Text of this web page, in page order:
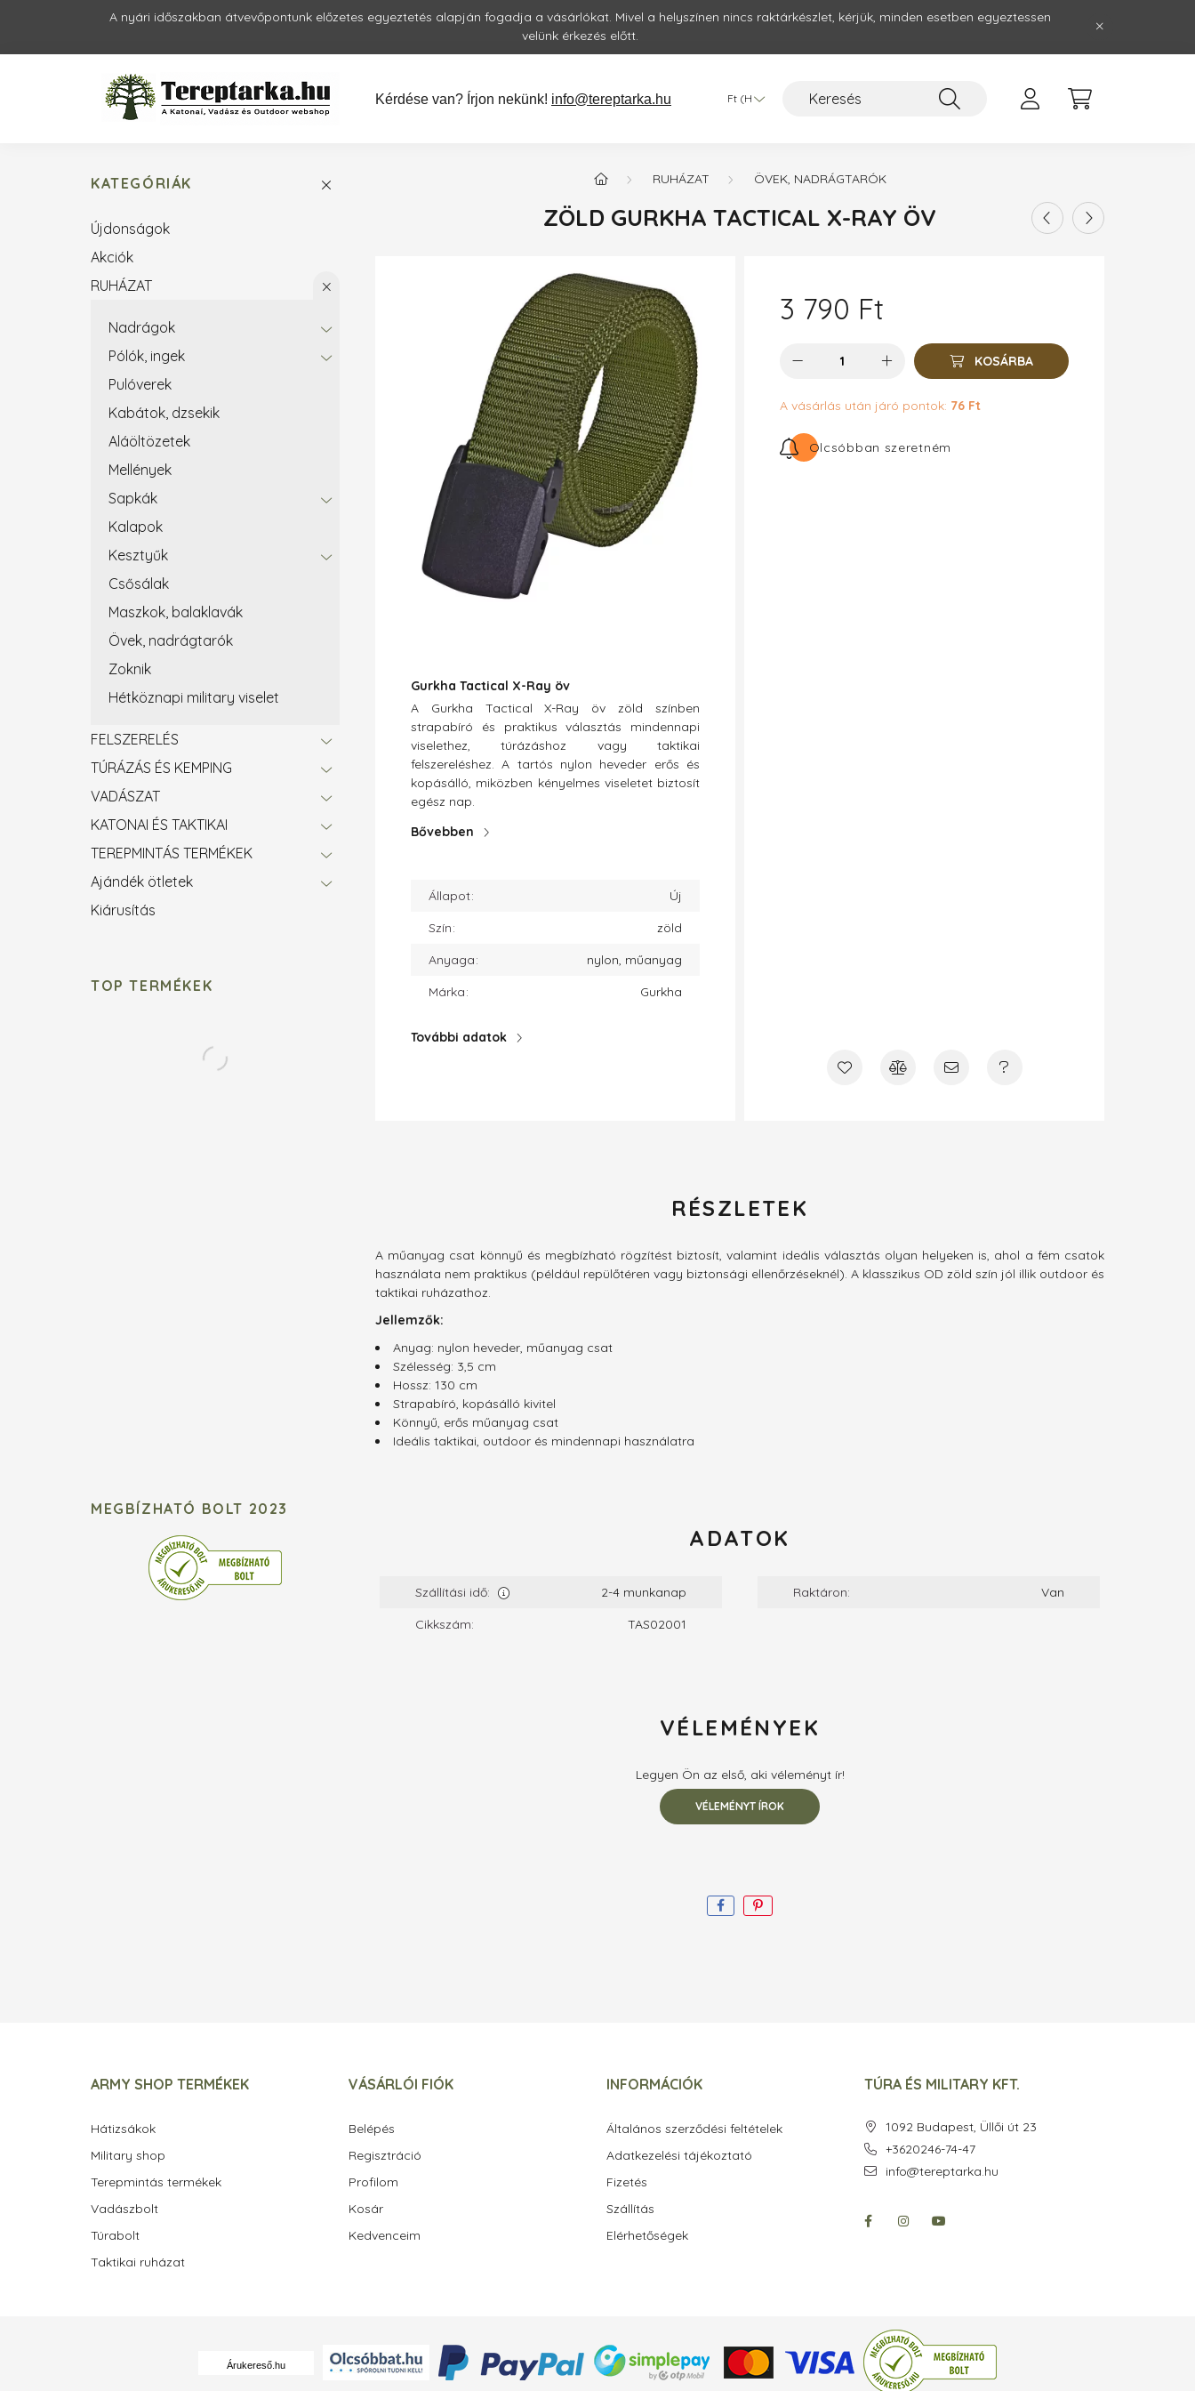
A nyári időszakban átvevőpontunk előzetes egyeztetés alapján fogadja a vásárlókat. Mivel a helyszínen nincs raktárkészlet, kérjük, minden esetben egyeztessen
velünk érkezés előtt.
Kérdése van? Írjon nekünk! info@tereptarka.hu
KATEGÓRIÁK
Újdonságok
Akciók
RUHÁZAT
Nadrágok
Pólók, ingek
Pulóverek
Kabátok, dzsekik
Aláöltözetek
Mellények
Sapkák
Kalapok
Kesztyűk
Csősálak
Maszkok, balaklavák
Övek, nadrágtarók
Zoknik
Hétköznapi military viselet
FELSZERELÉS
TÚRÁZÁS ÉS KEMPING
VADÁSZAT
KATONAI ÉS TAKTIKAI
TEREPMINTÁS TERMÉKEK
Ajándék ötletek
Kiárusítás
TOP TERMÉKEK
MEGBÍZHATÓ BOLT 2023
RUHÁZAT ÖVEK, NADRÁGTARÓK
ZÖLD GURKHA TACTICAL X-RAY ÖV
Gurkha Tactical X-Ray öv
A Gurkha Tactical X-Ray öv zöld színben
strapabíró és praktikus választás mindennapi
viselethez, túrázáshoz vagy taktikai
felszereléshez. A tartós nylon heveder erős és
kopásálló, miközben kényelmes viseletet biztosít
egész nap.
Bővebben
Állapot
Új
Szín
zöld
Anyaga
nylon, műanyag
Márka
Gurkha
További adatok
3 790 Ft
KOSÁRBA
A vásárlás után járó pontok: 76 Ft
Olcsóbban szeretném
RÉSZLETEK
A műanyag csat könnyű és megbízható rögzítést biztosít, valamint ideális választás olyan helyeken is, ahol a fém csatok
használata nem praktikus (például repülőtéren vagy biztonsági ellenőrzéseknél). A klasszikus OD zöld szín jól illik outdoor és
taktikai ruházathoz.
Jellemzők:
Anyag: nylon heveder, műanyag csat
Szélesség: 3,5 cm
Hossz: 130 cm
Strapabíró, kopásálló kivitel
Könnyű, erős műanyag csat
Ideális taktikai, outdoor és mindennapi használatra
ADATOK
Szállítási idő: 2-4 munkanap Raktáron:
Van
Cikkszám:
TAS02001
VÉLEMÉNYEK
Legyen Ön az első, aki véleményt ír!
VÉLEMÉNYT ÍROK
ARMY SHOP TERMÉKEK
Hátizsákok
Military shop
Terepmintás termékek
Vadászbolt
Túrabolt
Taktikai ruházat
VÁSÁRLÓI FIÓK
Belépés
Regisztráció
Profilom
Kosár
Kedvenceim
INFORMÁCIÓK
Általános szerződési feltételek
Adatkezelési tájékoztató
Fizetés
Szállítás
Elérhetőségek
TÚRA ÉS MILITARY KFT.
1092 Budapest, Üllői út 23
+3620246-74-47
info@tereptarka.hu
Árukereső.hu